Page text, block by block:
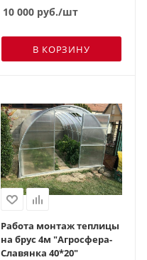
10 000 руб./шт
В КОРЗИНУ
Работа монтаж теплицы
на брус 4м "Агросфера-
Славянка 40*20"